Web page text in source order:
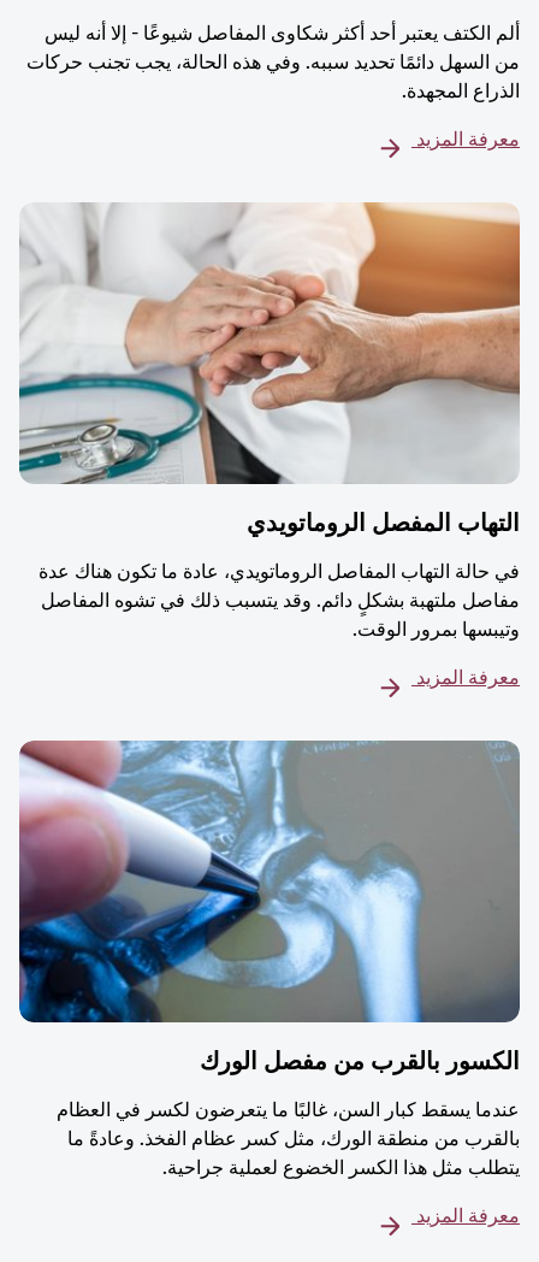
ألم الكتف يعتبر أحد أكثر شكاوى المفاصل شيوعًا - إلا أنه ليس
من السهل دائمًا تحديد سببه. وفي هذه الحالة، يجب تجنب حركات
الذراع المجهدة.
معرفة المزيد
التهاب المفصل الروماتويدي
في حالة التهاب المفاصل الروماتويدي، عادة ما تكون هناك عدة
مفاصل ملتهبة بشكلٍ دائم. وقد يتسبب ذلك في تشوه المفاصل
وتيبسها بمرور الوقت.
معرفة المزيد
الكسور بالقرب من مفصل الورك
عندما يسقط كبار السن، غالبًا ما يتعرضون لكسر في العظام
بالقرب من منطقة الورك، مثل كسر عظام الفخذ. وعادةً ما
يتطلب مثل هذا الكسر الخضوع لعملية جراحية.
معرفة المزيد